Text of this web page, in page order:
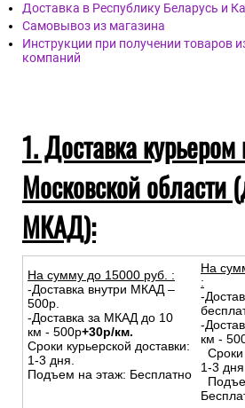
Доставка в Республику Беларусь и
Самовывоз из магазина
Инструкции при получении товаров
компаний
1. Доставка
Московской области
МКАД):
На сумму до 15000 руб. :
-Доставка внутри МКАД –
500р.
-Доставка за МКАД до 10
км - 500р+30р/км.
Сроки курьерской доставки:
1-3 дня.
Подъем на этаж: Бесплатно
На
:
-
-
км -
Сроки
1-3